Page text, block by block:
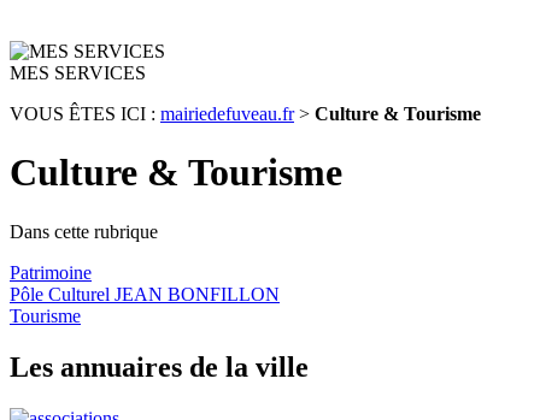
MES SERVICES
VOUS ÊTES ICI : mairiedefuveau.fr> Culture & Tourisme
Culture & Tourisme
Dans cette rubrique
Patrimoine
Pôle Culturel JEAN BONFILLON
Tourisme
Les annuaires de la ville